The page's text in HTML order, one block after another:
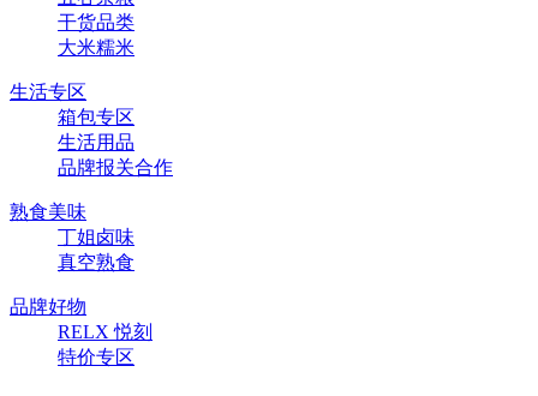
干货品类
大米糯米
生活专区
箱包专区
生活用品
品牌报关合作
熟食美味
丁姐卤味
真空熟食
品牌好物
RELX 悦刻
特价专区